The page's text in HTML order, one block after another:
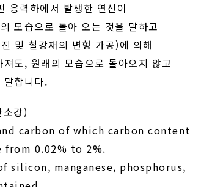
력하에서 발생한 연신이
모습으로 돌아 오는 것을 말하고
및 철강재의 변형 가공)에 의해
도, 원래의 모습으로 돌아오지 않고
말합니다.
강)
carbon of which carbon content
0.02% to 2%.
silicon, manganese, phosphorus,